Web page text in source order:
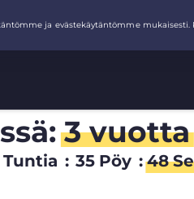
3 vuotta
Tuntia : 35 Pöy : 47